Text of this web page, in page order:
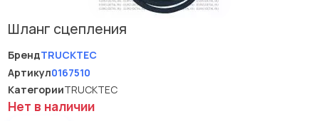
Шланг сцепления
БрендTRUCKTEC
Артикул0167510
КатегорииTRUCKTEC
Нет в наличии